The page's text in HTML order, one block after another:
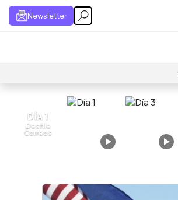
Newsletter
DÍA 1
Desfile
Correos